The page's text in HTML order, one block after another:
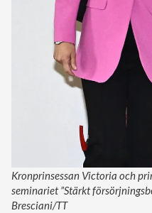
Kronprinsessan Victoria och
seminariet ”Stärkt
Bresciani/TT